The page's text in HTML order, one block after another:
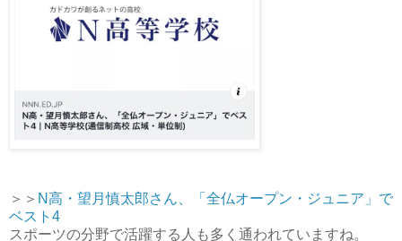
＞＞ N高・望月慎太郎さん、「全仏オープン・ジュニア」で
ベスト4
スポーツの分野で活躍する人も多く通われていますね。